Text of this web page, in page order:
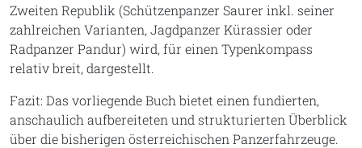
Zweiten Republik (Schützenpanzer Saurer inkl. seiner
zahlreichen Varianten, Jagdpanzer Kürassier oder
Radpanzer Pandur) wird, für einen Typenkompass
relativ breit, dargestellt.
Fazit: Das vorliegende Buch bietet einen fundierten,
anschaulich aufbereiteten und strukturierten Überblick
über die bisherigen österreichischen Panzerfahrzeuge.